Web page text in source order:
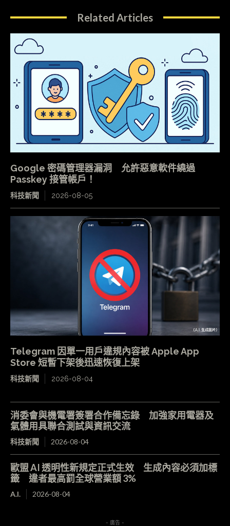
Related Articles
Google 密碼管理器漏洞 允許惡意軟件繞過
Passkey 接管帳戶！
科技新聞 2026-08-05
Telegram 因單一用戶違規內容被 Apple App
Store 短暫下架後迅速恢復上架
科技新聞 2026-08-04
消委會與機電署簽署合作備忘錄 加強家用電器及
氣體用具聯合測試與資訊交流
科技新聞 2026-08-04
歐盟 AI 透明性新規定正式生效 生成內容必須加標
籤 違者最高罰全球營業額 3%
A.I. 2026-08-04
- 廣告 -